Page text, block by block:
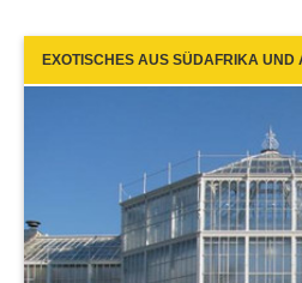
EXOTISCHES AUS SÜDAFRIKA UND